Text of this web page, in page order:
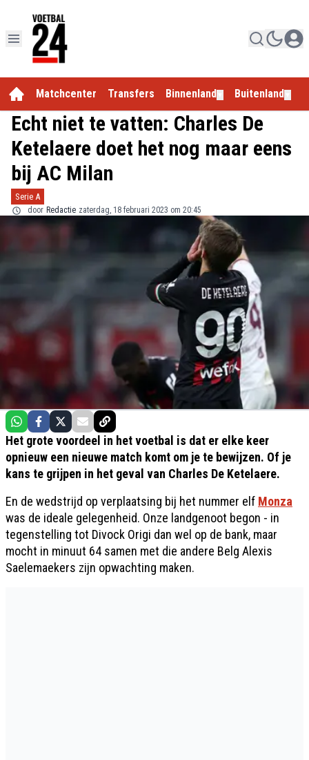
Matchcenter Transfers Binnenland Buitenland
Echt niet te vatten: Charles De
Ketelaere doet het nog maar eens
bij AC Milan
Serie A
door Redactie zaterdag, 18 februari 2023 om 20:45
Het grote voordeel in het voetbal is dat er elke keer
opnieuw een nieuwe match komt om je te bewijzen. Of je
kans te grijpen in het geval van Charles De Ketelaere.
En de wedstrijd op verplaatsing bij het nummer elf Monza
was de ideale gelegenheid. Onze landgenoot begon - in
tegenstelling tot Divock Origi dan wel op de bank, maar
mocht in minuut 64 samen met die andere Belg Alexis
Saelemaekers zijn opwachting maken.